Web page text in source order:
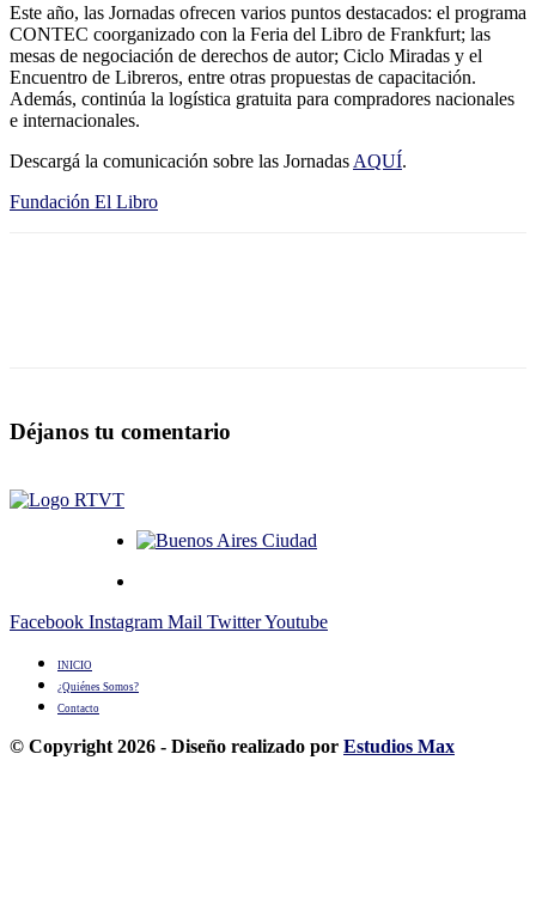
Este año, las Jornadas ofrecen varios puntos destacados: el programa
CONTEC coorganizado con la Feria del Libro de Frankfurt; las
mesas de negociación de derechos de autor; Ciclo Miradas y el
Encuentro de Libreros, entre otras propuestas de capacitación.
Además, continúa la logística gratuita para compradores nacionales
e internacionales.
Descargá la comunicación sobre las Jornadas AQUÍ.
Fundación El Libro
Déjanos tu comentario
Facebook Instagram Mail TwitterYoutube
INICIO
¿Quiénes Somos?
Contacto
© Copyright 2026 - Diseño realizado por Estudios Max